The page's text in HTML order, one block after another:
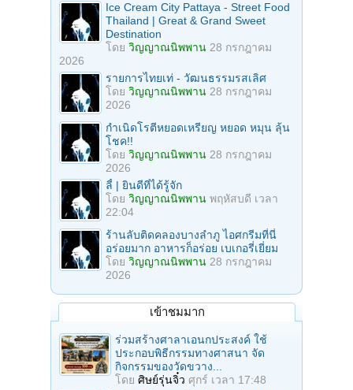
Ice Cream City Pattaya - Street Food
Thailand | Great & Grand Sweet
Destination
โดย วิญญาณนิพพาน 28 กรกฎาคม
2026
รายการไทยเท่ - วัฒนธรรมรสเลิศ
โดย วิญญาณนิพพาน 28 กรกฎาคม
2026
กำเนิดโรตีหยอดเหรียญ หยอด หมุน ลุ้น
โชค!!
โดย วิญญาณนิพพาน 28 กรกฎาคม
2026
ลี้ | ยินดีที่ได้รู้จัก
โดย วิญญาณนิพพาน พฤหัสบดี เวลา
22:04
ร้านลับติดคลองบางลำภู ไอศกรีมที่นี่
อร่อยมาก อาหารก็อร่อย เบเกอรี่เยี่ยม
โดย วิญญาณนิพพาน 28 กรกฎาคม
2026
เข้าชมมาก
ร่วมสร้างศาลาเอนกประสงค์ ใช้
ประกอบพิธีกรรมทางศาสนา จัด
กิจกรรมของวัดขวาง...
โดย ศิษย์รุ่นจิ๋ว ศุกร์ เวลา 17:48